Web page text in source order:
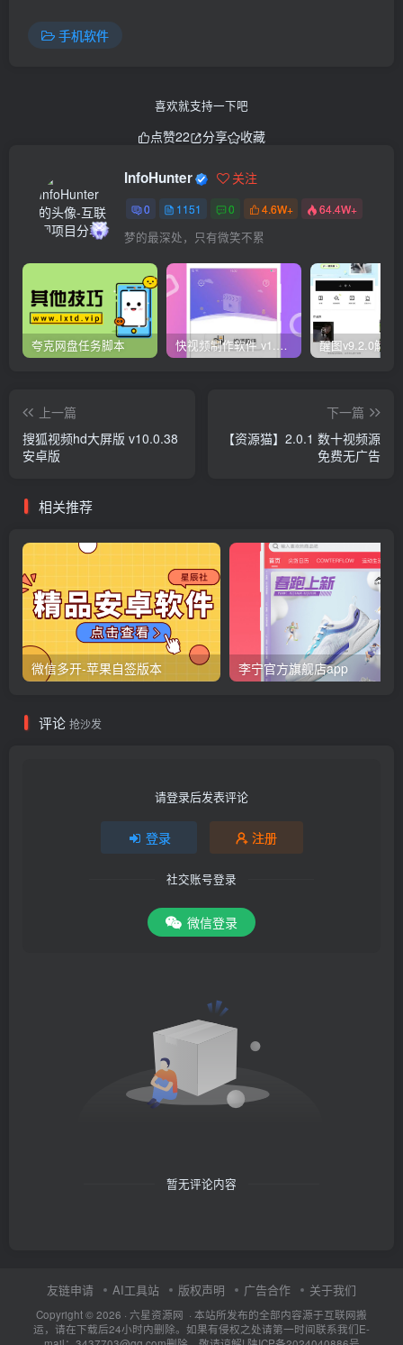
手机软件
喜欢就支持一下吧
点赞22 分享 收藏
InfoHunter 关注
0 1151 0 4.6W+ 64.4W+
梦的最深处，只有微笑不累
夸克网盘任务脚本 快视频制作软件 v1.1.1安卓版
上一篇
搜狐视频hd大屏版 v10.0.38
安卓版
下一篇
【资源猫】2.0.1 数十视频源
免费无广告
相关推荐
微信多开-苹果自签版本 李宁官方旗舰店app
评论 抢沙发
请登录后发表评论
登录 注册
社交账号登录
微信登录
暂无评论内容
友链申请 AI工具站 版权声明 广告合作 关于我们
Copyright © 2026 · 六星资源网 · 本站所发布的全部内容源于互联网搬
运，请在下载后24小时内删除。如果有侵权之处请第一时间联系我们E-